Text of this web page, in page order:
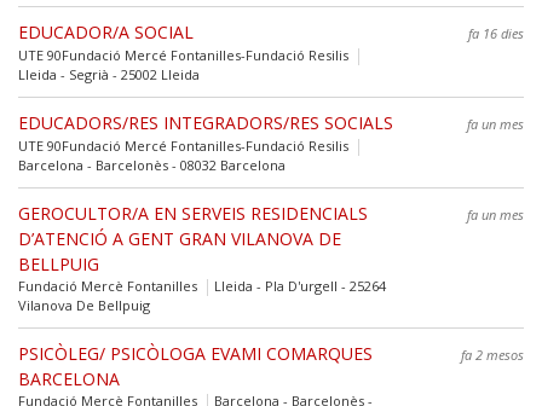
EDUCADOR/A SOCIAL
fa 16 dies
UTE 90Fundació Mercé Fontanilles-Fundació Resilis
Lleida - Segrià - 25002 Lleida
EDUCADORS/RES INTEGRADORS/RES SOCIALS
fa un mes
UTE 90Fundació Mercé Fontanilles-Fundació Resilis
Barcelona - Barcelonès - 08032 Barcelona
GEROCULTOR/A EN SERVEIS RESIDENCIALS
D’ATENCIÓ A GENT GRAN VILANOVA DE
BELLPUIG
fa un mes
Fundació Mercè Fontanilles
Lleida - Pla D'urgell - 25264
Vilanova De Bellpuig
PSICÒLEG/ PSICÒLOGA EVAMI COMARQUES
BARCELONA
fa 2 mesos
Fundació Mercè Fontanilles
Barcelona - Barcelonès -